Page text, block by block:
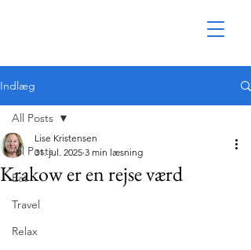
Indlæg
All Posts
Eat
Travel
Relax
All Posts
Krakow er en rejse værd
Lise Kristensen
31. jul. 2025 3 min læsning